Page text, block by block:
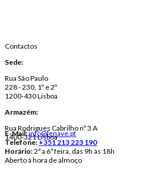
Contactos
Sede:
Rua São Paulo
228 - 230, 1º e 2º
1200-430 Lisboa
Armazém:
Rua Rodrigues Cabrilho nº 3 A
1400-321 Lisboa
E-Mail:info@lenave.pt
Telefone:+351 213 223 190
Horário:2ª a 6ª feira, das 9h às 18h
Aberto à hora de almoço